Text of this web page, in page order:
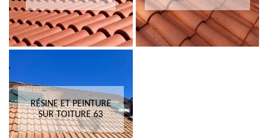
RÉSINE ET PEINTURE
SUR TOITURE 63